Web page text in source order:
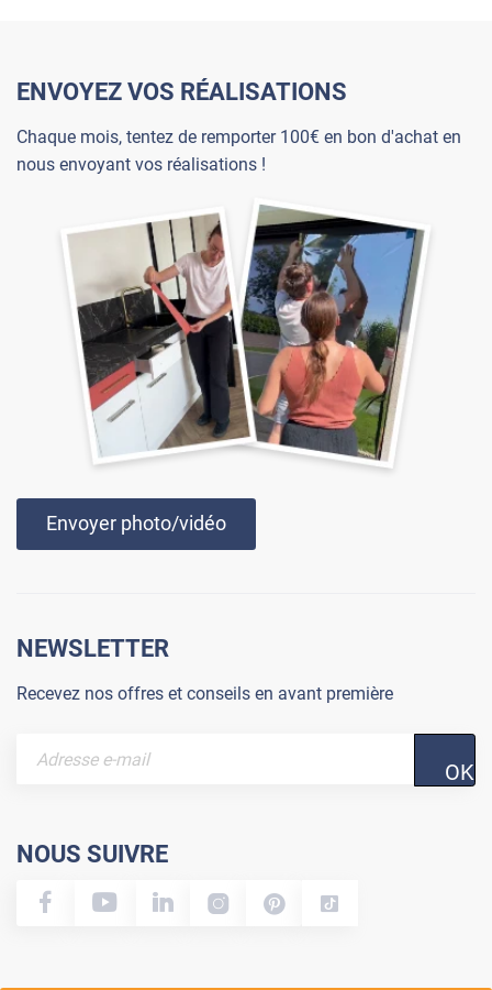
ENVOYEZ VOS RÉALISATIONS
Chaque mois, tentez de remporter 100€ en bon d'achat en
nous envoyant vos réalisations !
Envoyer photo/vidéo
NEWSLETTER
Recevez nos offres et conseils en avant première
OK
NOUS SUIVRE